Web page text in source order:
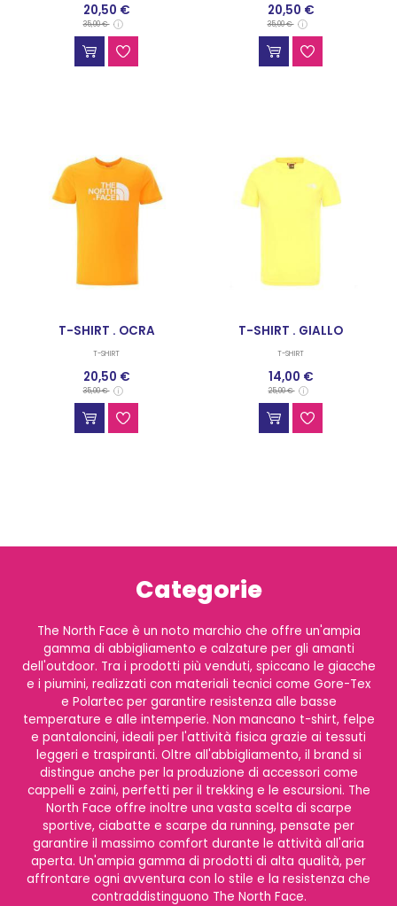
20,50 €
35,00 €
20,50 €
35,00 €
T-SHIRT . OCRA
T-SHIRT
20,50 €
35,00 €
T-SHIRT . GIALLO
T-SHIRT
14,00 €
25,00 €
Categorie
The North Face è un noto marchio che offre un'ampia
gamma di abbigliamento e calzature per gli amanti
dell'outdoor. Tra i prodotti più venduti, spiccano le giacche
e i piumini, realizzati con materiali tecnici come Gore-Tex
e Polartec per garantire resistenza alle basse
temperature e alle intemperie. Non mancano t-shirt, felpe
e pantaloncini, ideali per l'attività fisica grazie ai tessuti
leggeri e traspiranti. Oltre all'abbigliamento, il brand si
distingue anche per la produzione di accessori come
cappelli e zaini, perfetti per il trekking e le escursioni. The
North Face offre inoltre una vasta scelta di scarpe
sportive, ciabatte e scarpe da running, pensate per
garantire il massimo comfort durante le attività all'aria
aperta. Un'ampia gamma di prodotti di alta qualità, per
affrontare ogni avventura con lo stile e la resistenza che
contraddistinguono The North Face.